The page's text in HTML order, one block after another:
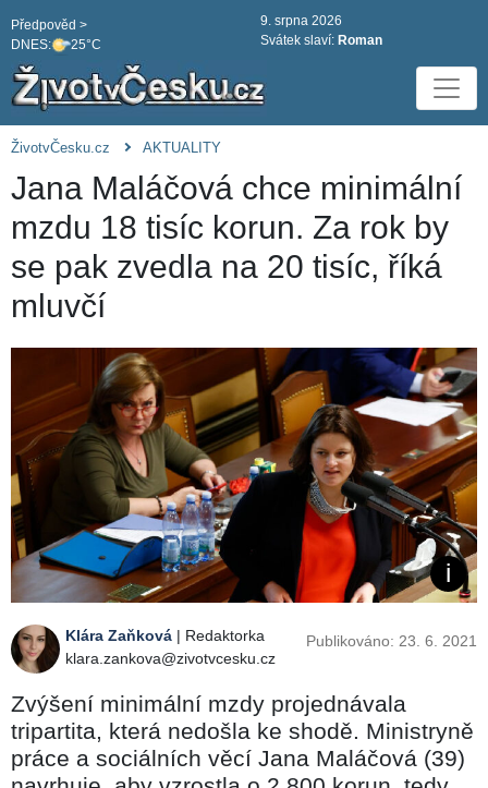
DNES: 25°C
Předpověd >
9. srpna 2026
Svátek slaví: Roman
ŽivotvČesku.cz AKTUALITY
Jana Maláčová chce minimální
mzdu 18 tisíc korun. Za rok by
se pak zvedla na 20 tisíc, říká
mluvčí
Klára Zaňková | Redaktorka
klara.zankova@zivotvcesku.cz
Publikováno: 23. 6. 2021
Zvýšení minimální mzdy projednávala
tripartita, která nedošla ke shodě. Ministryně
práce a sociálních věcí Jana Maláčová (39)